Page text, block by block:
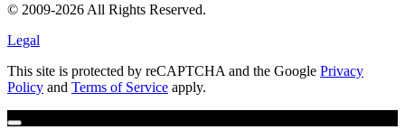
© 2009-2026 All Rights Reserved.
Legal
This site is protected by reCAPTCHA and the Google Privacy
Policy and Terms of Service apply.